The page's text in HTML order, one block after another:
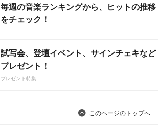
毎週の音楽ランキングから、ヒットの推移
をチェック！
試写会、登壇イベント、サインチェキなど
プレゼント！
プレゼント特集
このページのトップへ